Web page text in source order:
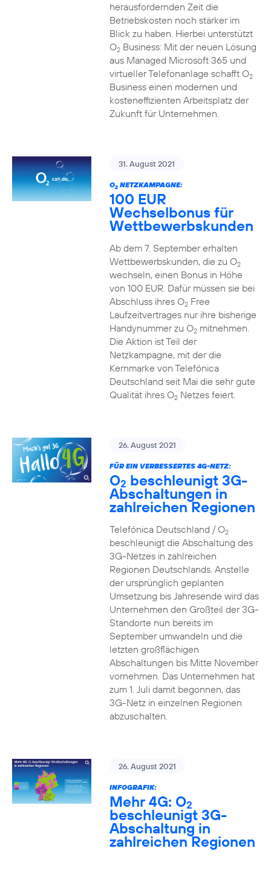
herausfordernden Zeit die
Betriebskosten noch stärker im
Blick zu haben. Hierbei unterstützt
O2Business: Mit der neuen Lösung
aus Managed Microsoft 365 und
virtueller Telefonanlage schafft O2
Business einen modernen und
kosteneffizienten Arbeitsplatz der
Zukunft für Unternehmen.
31. August 2021
O2NETZKAMPAGNE:
100 EUR
Wechselbonus für
Wettbewerbskunden
Ab dem 7. September erhalten
Wettbewerbskunden, die zu O2
wechseln, einen Bonus in Höhe
von 100 EUR. Dafür müssen sie bei
Abschluss ihres O2Free
Laufzeitvertrages nur ihre bisherige
Handynummer zu O2mitnehmen.
Die Aktion ist Teil der
Netzkampagne, mit der die
Kernmarke von Telefónica
Deutschland seit Mai die sehr gute
Qualität ihres O2Netzes feiert.
26. August 2021
FÜR EIN VERBESSERTES 4G-NETZ:
O2 beschleunigt 3G-
Abschaltungen in
zahlreichen Regionen
Telefónica Deutschland / O2
beschleunigt die Abschaltung des
3G-Netzes in zahlreichen
Regionen Deutschlands. Anstelle
der ursprünglich geplanten
Umsetzung bis Jahresende wird das
Unternehmen den Großteil der 3G-
Standorte nun bereits im
September umwandeln und die
letzten großflächigen
Abschaltungen bis Mitte November
vornehmen. Das Unternehmen hat
zum 1. Juli damit begonnen, das
3G-Netz in einzelnen Regionen
abzuschalten.
26. August 2021
INFOGRAFIK:
Mehr 4G: O2
beschleunigt 3G-
Abschaltung in
zahlreichen Regionen